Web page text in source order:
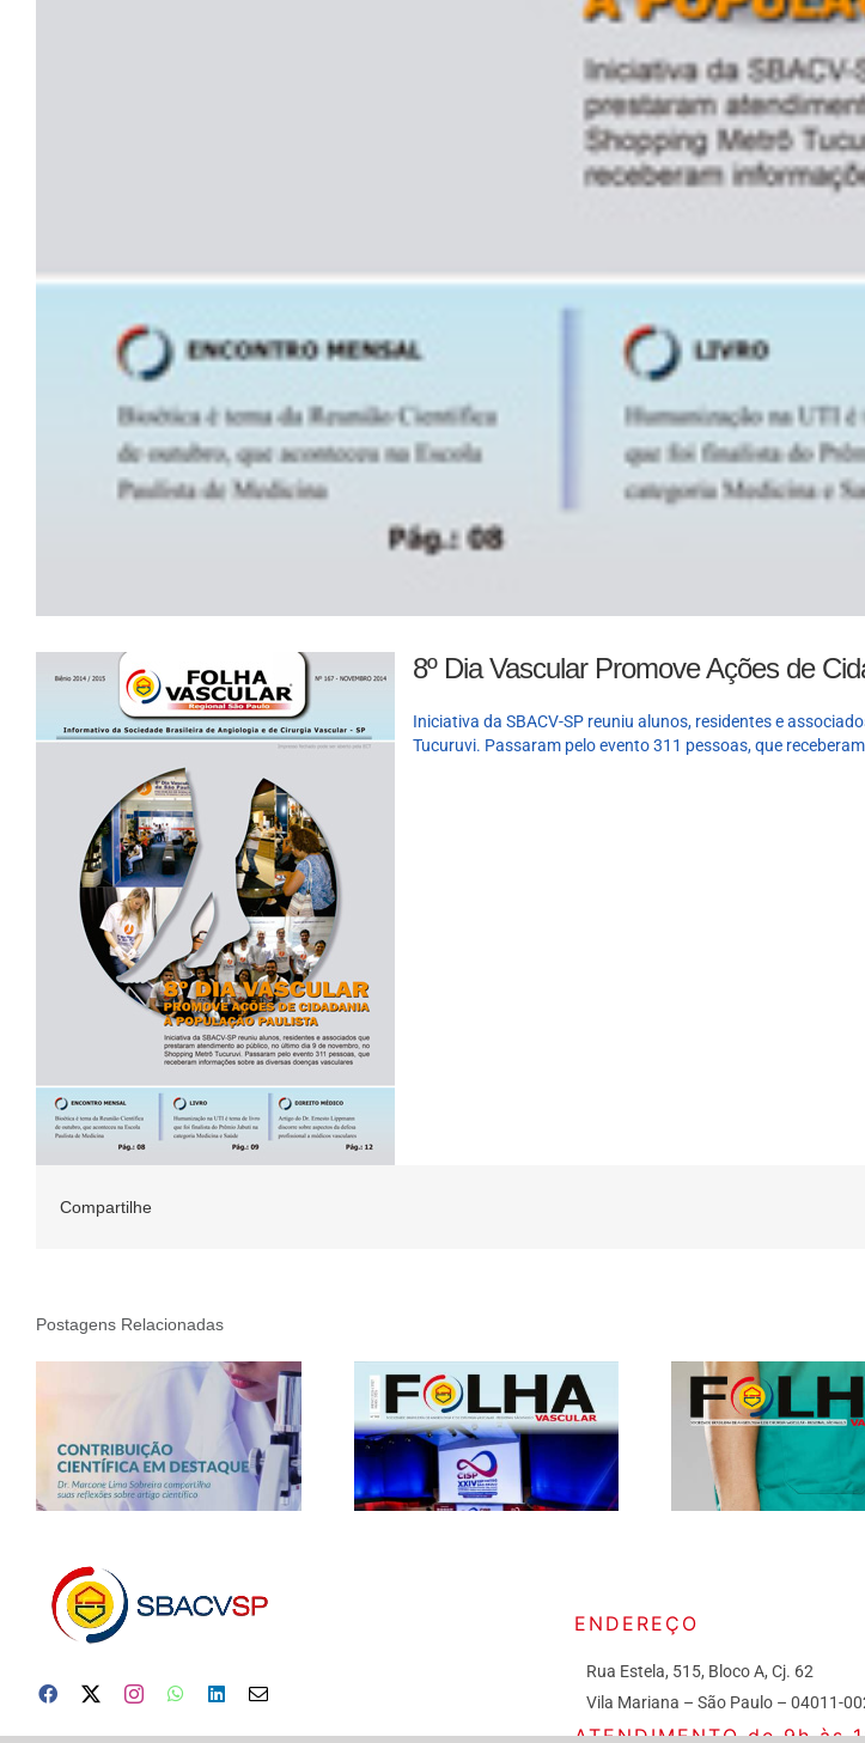
8º Dia Vascular Promove Ações de
Iniciativa da SBACV-SP reuniu alunos, residentes e
Tucuruvi. Passaram pelo evento 311 pessoas, que
Compartilhe
Postagens Relacionadas
ENDEREÇO
Rua Estela, 515, Bloco A, Cj. 62
Vila Mariana – São Paulo – 04011-
ATENDIMENTO de 9h às